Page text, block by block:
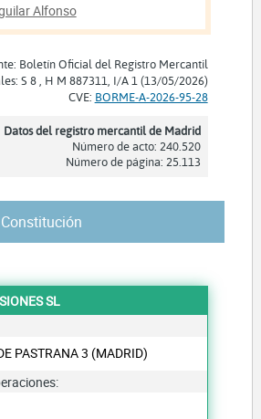
Alfonso
Boletín Oficial del Registro Mercantil
S 8 , H M 887311, I/A 1 (13/05/2026)
CVE: BORME-A-2026-95-28
Datos del registro mercantil de Madrid
Número de acto: 240.520
Número de página: 25.113
Constitución
SL
PASTRANA 3 (MADRID)